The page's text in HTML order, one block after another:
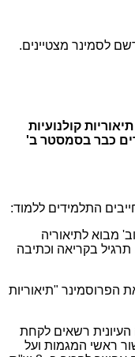
לסמינר מצטיינים.
קולנועיות
כבר בסמסטר ב'
התלמידים ללמוד:
מבוא לתיאוריה
תרגיל בקריאה וכתיבה
הפרוסמינר "תיאוריות
רשאים לקחת
ראשי המגמות ועל